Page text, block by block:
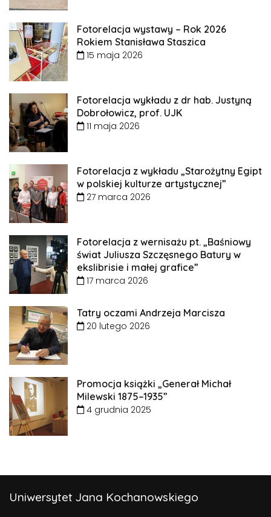
Fotorelacja wystawy – Rok 2026
Rokiem Stanisława Staszica
15 maja 2026
Fotorelacja wykładu z dr hab. Justyną
Dobrołowicz, prof. UJK
11 maja 2026
Fotorelacja z wykładu „Starożytny Egipt
w polskiej kulturze artystycznej”
27 marca 2026
Fotorelacja z wernisażu pt. „Baśniowy
świat Juliusza Szczęsnego Batury w
ekslibrisie i małej grafice”
17 marca 2026
Tatry oczami Andrzeja Marcisza
20 lutego 2026
Promocja książki „Generał Michał
Milewski 1875–1935”
4 grudnia 2025
Uniwersytet Jana Kochanowskiego